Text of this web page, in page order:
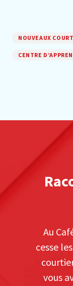
NOUVEAUX
CENTRE
Au
cesse
vous